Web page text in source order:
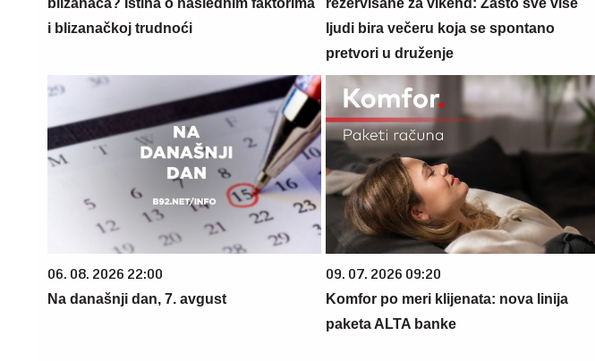
blizanaca? Istina o naslednim faktorima
i blizanačkoj trudnoći
rezervisane za vikend: Zašto sve više
ljudi bira večeru koja se spontano
pretvori u druženje
06. 08. 2026 22:00
Na današnji dan, 7. avgust
09. 07. 2026 09:20
Komfor po meri klijenata: nova linija
paketa ALTA banke